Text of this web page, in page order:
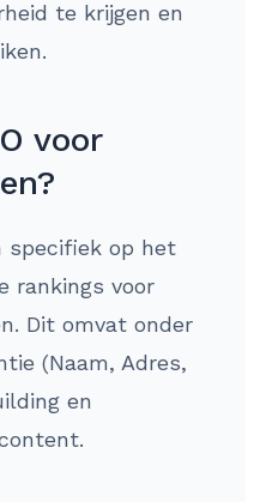
te krijgen en
voor
specifiek op het
rankings voor
Dit omvat onder
(Naam, Adres,
en